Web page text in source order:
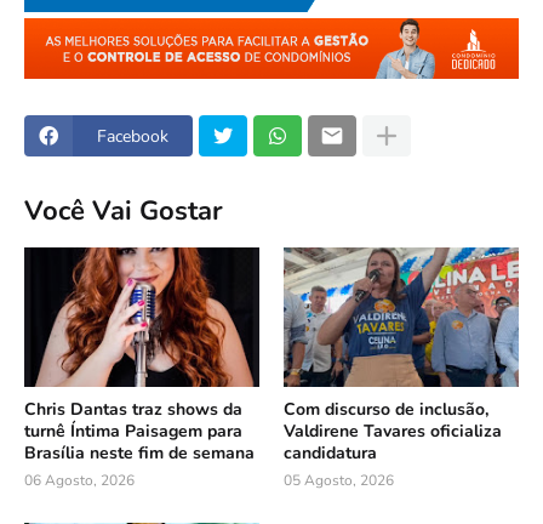
Facebook
Você Vai Gostar
Chris Dantas traz shows da
turnê Íntima Paisagem para
Brasília neste fim de semana
06 Agosto, 2026
Com discurso de inclusão,
Valdirene Tavares oficializa
candidatura
05 Agosto, 2026